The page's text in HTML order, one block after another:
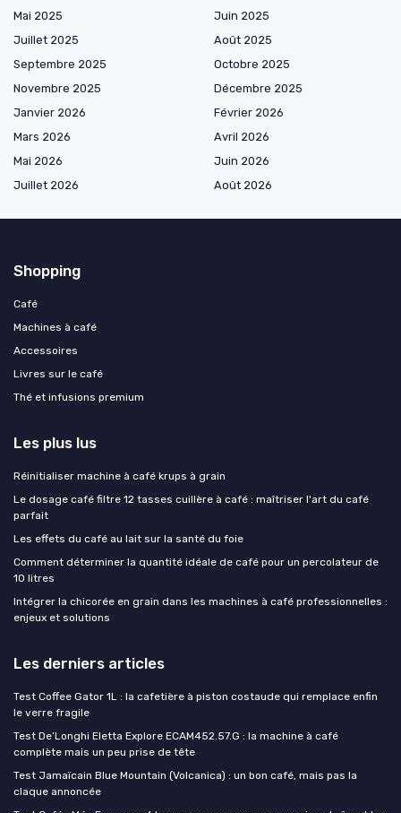
Mai 2025
Juin 2025
Juillet 2025
Août 2025
Septembre 2025
Octobre 2025
Novembre 2025
Décembre 2025
Janvier 2026
Février 2026
Mars 2026
Avril 2026
Mai 2026
Juin 2026
Juillet 2026
Août 2026
Shopping
Café
Machines à café
Accessoires
Livres sur le café
Thé et infusions premium
Les plus lus
Réinitialiser machine à café krups à grain
Le dosage café filtre 12 tasses cuillère à café : maîtriser l'art du café
parfait
Les effets du café au lait sur la santé du foie
Comment déterminer la quantité idéale de café pour un percolateur de
10 litres
Intégrer la chicorée en grain dans les machines à café professionnelles :
enjeux et solutions
Les derniers articles
Test Coffee Gator 1L : la cafetière à piston costaude qui remplace enfin
le verre fragile
Test De’Longhi Eletta Explore ECAM452.57.G : la machine à café
complète mais un peu prise de tête
Test Jamaïcain Blue Mountain (Volcanica) : un bon café, mais pas la
claque annoncée